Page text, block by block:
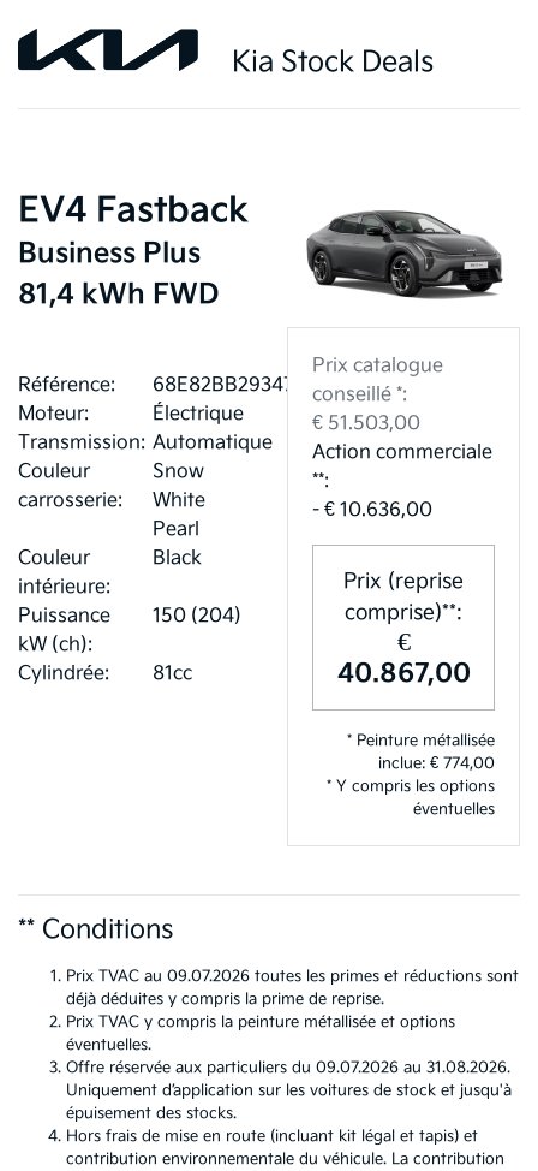
Kia Stock Deals
EV4 Fastback
Business Plus
81,4 kWh FWD
Référence:
68E82BB293473
Moteur:
Électrique
Transmission: Automatique
Couleur
carrosserie:
Snow
White
Pearl
Couleur
intérieure:
Black
Puissance
kW (ch):
150 (204)
Cylindrée: 81cc
Prix catalogue
conseillé *:
€ 51.503,00
Action commerciale
**:
- € 10.636,00
Prix (reprise
comprise)**:
€
40.867,00
* Peinture métallisée
inclue: € 774,00
* Y compris les options
éventuelles
** Conditions
Prix TVAC au 09.07.2026 toutes les primes et réductions sont
déjà déduites y compris la prime de reprise.
Prix TVAC y compris la peinture métallisée et options
éventuelles.
Offre réservée aux particuliers du 09.07.2026 au 31.08.2026.
Uniquement d’application sur les voitures de stock et jusqu'à
épuisement des stocks.
Hors frais de mise en route (incluant kit légal et tapis) et
contribution environnementale du véhicule. La contribution